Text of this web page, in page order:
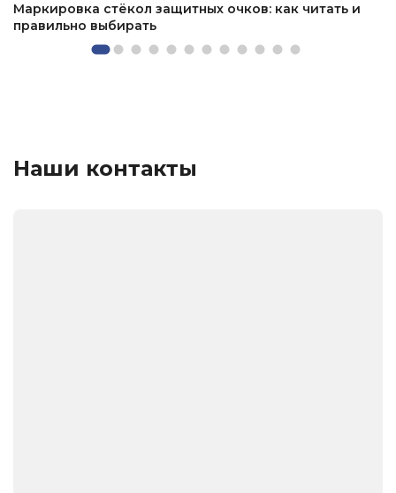
Маркировка стёкол защитных очков: как читать и
правильно выбирать
Наши контакты